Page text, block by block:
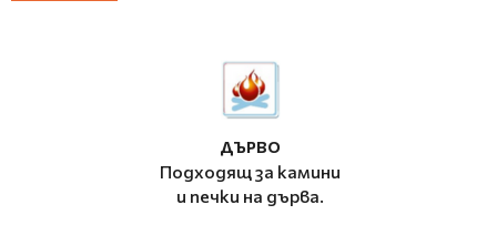
ДЪРВО
Подходящ за камини
и печки на дърва.